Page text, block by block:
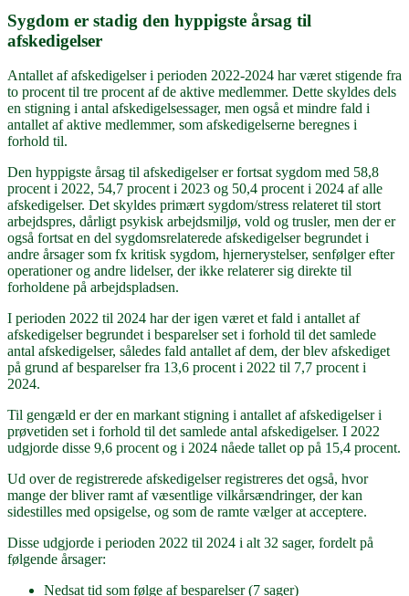
Sygdom er stadig den hyppigste årsag til
afskedigelser
Antallet af afskedigelser i perioden 2022-2024 har været stigende fra
to procent til tre procent af de aktive medlemmer. Dette skyldes dels
en stigning i antal afskedigelsessager, men også et mindre fald i
antallet af aktive medlemmer, som afskedigelserne beregnes i
forhold til.
Den hyppigste årsag til afskedigelser er fortsat sygdom med 58,8
procent i 2022, 54,7 procent i 2023 og 50,4 procent i 2024 af alle
afskedigelser. Det skyldes primært sygdom/stress relateret til stort
arbejdspres, dårligt psykisk arbejdsmiljø, vold og trusler, men der er
også fortsat en del sygdomsrelaterede afskedigelser begrundet i
andre årsager som fx kritisk sygdom, hjernerystelser, senfølger efter
operationer og andre lidelser, der ikke relaterer sig direkte til
forholdene på arbejdspladsen.
I perioden 2022 til 2024 har der igen været et fald i antallet af
afskedigelser begrundet i besparelser set i forhold til det samlede
antal afskedigelser, således fald antallet af dem, der blev afskediget
på grund af besparelser fra 13,6 procent i 2022 til 7,7 procent i
2024.
Til gengæld er der en markant stigning i antallet af afskedigelser i
prøvetiden set i forhold til det samlede antal afskedigelser. I 2022
udgjorde disse 9,6 procent og i 2024 nåede tallet op på 15,4 procent.
Ud over de registrerede afskedigelser registreres det også, hvor
mange der bliver ramt af væsentlige vilkårsændringer, der kan
sidestilles med opsigelse, og som de ramte vælger at acceptere.
Disse udgjorde i perioden 2022 til 2024 i alt 32 sager, fordelt på
følgende årsager:
Nedsat tid som følge af besparelser (7 sager)